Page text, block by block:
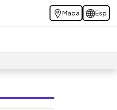
Mapa Esp